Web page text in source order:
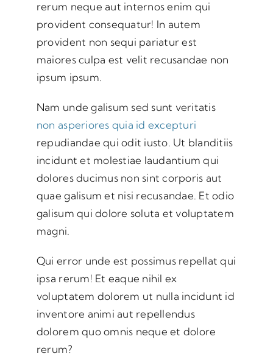
rerum neque aut internos enim qui
provident consequatur! In autem
provident non sequi pariatur est
maiores culpa est velit recusandae non
ipsum ipsum.
Nam unde galisum sed sunt veritatis
non asperiores quia id excepturi
repudiandae qui odit iusto. Ut blanditiis
incidunt et molestiae laudantium qui
dolores ducimus non sint corporis aut
quae galisum et nisi recusandae. Et odio
galisum qui dolore soluta et voluptatem
magni.
Qui error unde est possimus repellat qui
ipsa rerum! Et eaque nihil ex
voluptatem dolorem ut nulla incidunt id
inventore animi aut repellendus
dolorem quo omnis neque et dolore
rerum?